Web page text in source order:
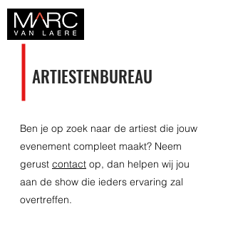
ARTIESTENBUREAU
Ben je op zoek naar de artiest die jouw
evenement compleet maakt? Neem
gerust contact op, dan helpen wij jou
aan de show die ieders ervaring zal
overtreffen.